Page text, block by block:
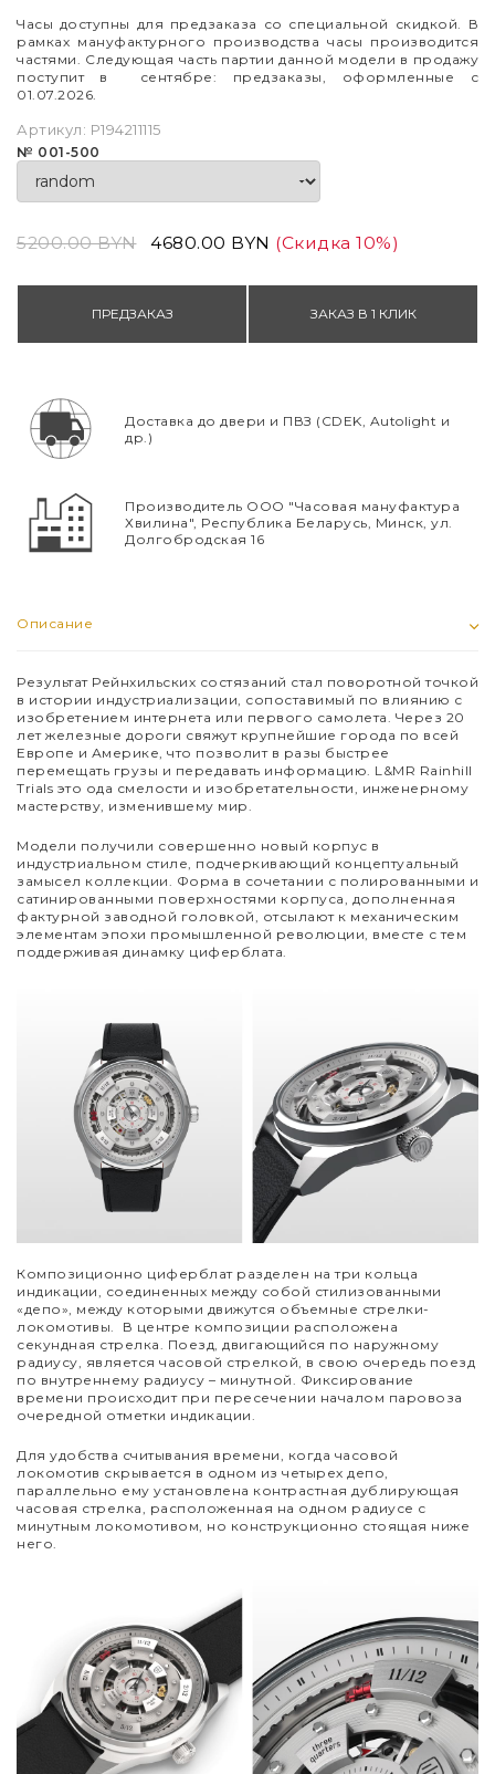
Часы доступны для предзаказа со специальной скидкой. В
рамках мануфактурного производства часы производится
частями. Следующая часть партии данной модели в продажу
поступит в сентябре: предзаказы, оформленные с
01.07.2026.
Артикул: P194211115
№ 001-500
5200.00 BYN 4680.00 BYN (Скидка 10%)
ПРЕДЗАКАЗ ЗАКАЗ В 1 КЛИК
Доставка до двери и ПВЗ (CDEK, Autolight и
др.)
Производитель ООО "Часовая мануфактура
Хвилина", Республика Беларусь, Минск, ул.
Долгобродская 16
Описание
Результат Рейнхильских состязаний стал поворотной точкой
в истории индустриализации, сопоставимый по влиянию с
изобретением интернета или первого самолета. Через 20
лет железные дороги свяжут крупнейшие города по всей
Европе и Америке, что позволит в разы быстрее
перемещать грузы и передавать информацию. L&MR Rainhill
Trials это ода смелости и изобретательности, инженерному
мастерству, изменившему мир.
Модели получили совершенно новый корпус в
индустриальном стиле, подчеркивающий концептуальный
замысел коллекции. Форма в сочетании с полированными и
сатинированными поверхностями корпуса, дополненная
фактурной заводной головкой, отсылают к механическим
элементам эпохи промышленной революции, вместе с тем
поддерживая динамку циферблата.
Композиционно циферблат разделен на три кольца
индикации, соединенных между собой стилизованными
«депо», между которыми движутся объемные стрелки-
локомотивы.
В центре композиции расположена
секундная стрелка. Поезд, двигающийся по наружному
радиусу, является часовой стрелкой, в свою очередь поезд
по внутреннему радиусу – минутной. Фиксирование
времени происходит при пересечении началом паровоза
очередной отметки индикации.
Для удобства считывания времени, когда часовой
локомотив скрывается в одном из четырех депо,
параллельно ему установлена контрастная дублирующая
часовая стрелка, расположенная на одном радиусе с
минутным локомотивом, но конструкционно стоящая ниже
него.